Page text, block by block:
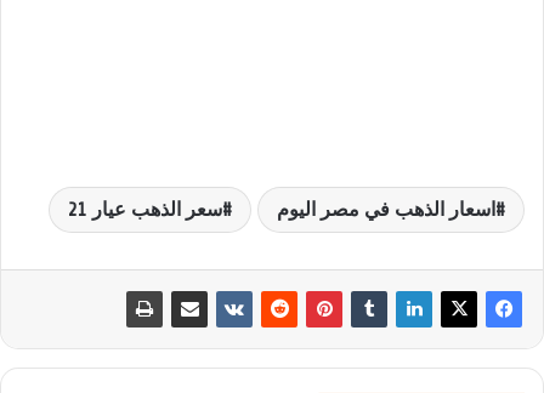
اسعار الذهب في مصر اليوم سعر الذهب عيار 21